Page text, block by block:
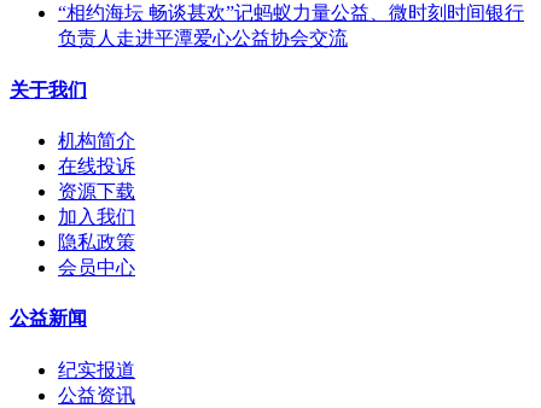
“相约海坛 畅谈甚欢”记蚂蚁力量公益、微时刻时间银行
负责人走进平潭爱心公益协会交流
关于我们
机构简介
在线投诉
资源下载
加入我们
隐私政策
会员中心
公益新闻
纪实报道
公益资讯